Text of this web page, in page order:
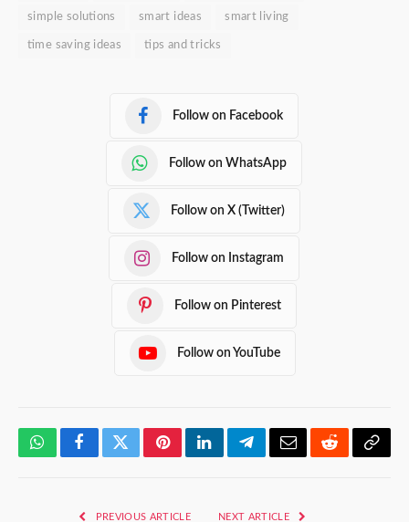
simple solutions smart ideas smart living
time saving ideas tips and tricks
Follow on Facebook
Follow on WhatsApp
Follow on X (Twitter)
Follow on Instagram
Follow on Pinterest
Follow on YouTube
WhatsAppFacebookTwitterPinterestLinkedInTelegramEmailRedditCopy
PREVIOUS ARTICLE NEXT ARTICLE